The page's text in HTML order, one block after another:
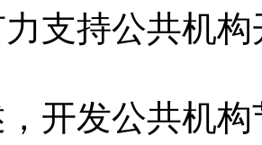
支持公共机
开发公共机